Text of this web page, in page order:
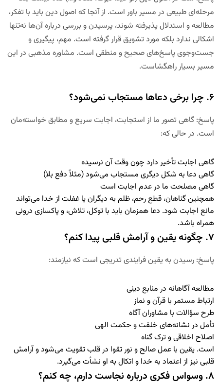
مرحله‌ای طبیعی در مسیر باور است. از آنجا که اصول دین باید با تفکر،
مطالعه و استدلال پذیرفته شوند، پرسیدن و بررسی درباره آن‌ها نه‌تنها
اشکالی ندارد بلکه مورد تشویق قرار گرفته است. مهم، پیگیری و
جست‌وجوی پاسخ‌های صحیح و منطقی است. مشاوره مذهبی در این
مسیر بسیار راهگشاست.
۶. چرا برخی دعاها مستجاب نمی‌شود؟
پاسخ: گاهی تصور ما از استجابت، اجابت سریع و مطابق خواسته‌مان
است. در حالی که:
گاهی اجابت تأخیر دارد چون وقت آن نرسیده
گاهی دعا به شکل دیگری مستجاب می‌شود (مثلاً دفع بلا)
گاهی مصلحت ما در عدم اجابت است
همچنین گناهان، قطع رحم، ظلم به دیگران یا غفلت از خدا می‌تواند
مانع اجابت شود. دعا همزمان باید با توکل، تلاش، و پاکسازی درونی
همراه باشد.
۷. چگونه یقین و آرامش قلبی پیدا کنم؟
پاسخ: رسیدن به یقین فرایندی تدریجی است که نیازمند:
مطالعه آگاهانه در منابع دینی
ارتباط مستمر با قرآن و نماز
طرح سؤالات با مشاوران آگاه
تأمل در نشانه‌های خلقت و حکمت الهی
اصلاح اخلاقی و ترک گناه
است. یقین با عمل صالح و نور تقوا در قلب تقویت می‌شود و آرامش
قلبی نیز از اعتماد به خدا و اتکال به او نشأت می‌گیرد.
۸. وسواس فکری درباره نجاست دارم، چه کنم؟